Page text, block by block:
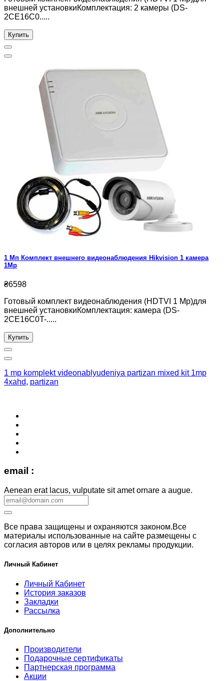
внешней установкиКомплектация: 2 камеры (DS-
2CE16C0.....
Купить
1 Мп Комплект внешнего видеонаблюдения Hikvision 1 камера
1Mp
₴6598
Готовый комплект видеонаблюдения (HDTVI 1 Mp)для
внешней установкиКомплектация: камера (DS-
2CE16C0T-.....
Купить
1 mp komplekt videonablyudeniya partizan mixed kit 1mp
4xahd, partizan
email :
Aenean erat lacus, vulputate sit amet ornare a augue.
Все права защищены и охраняются законом.Все
материалы использованные на сайте размещены с
согласия авторов или в целях рекламы продукции.
Личный Кабинет
Личный Кабинет
История заказов
Закладки
Рассылка
Дополнительно
Производители
Подарочные сертификаты
Партнерская программа
Акции